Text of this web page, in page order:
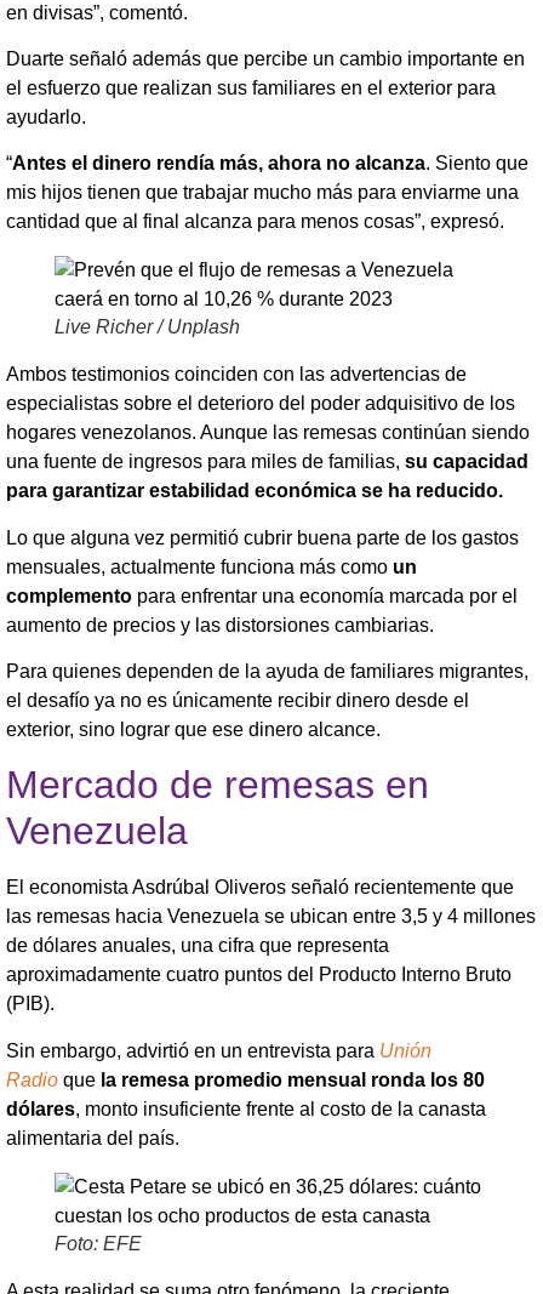
en divisas”, comentó.
Duarte señaló además que percibe un cambio importante en
el esfuerzo que realizan sus familiares en el exterior para
ayudarlo.
“Antes el dinero rendía más, ahora no alcanza. Siento que
mis hijos tienen que trabajar mucho más para enviarme una
cantidad que al final alcanza para menos cosas”, expresó.
Live Richer / Unplash
Ambos testimonios coinciden con las advertencias de
especialistas sobre el deterioro del poder adquisitivo de los
hogares venezolanos. Aunque las remesas continúan siendo
una fuente de ingresos para miles de familias, su capacidad
para garantizar estabilidad económica se ha reducido.
Lo que alguna vez permitió cubrir buena parte de los gastos
mensuales, actualmente funciona más como un
complemento para enfrentar una economía marcada por el
aumento de precios y las distorsiones cambiarias.
Para quienes dependen de la ayuda de familiares migrantes,
el desafío ya no es únicamente recibir dinero desde el
exterior, sino lograr que ese dinero alcance.
Mercado de remesas en
Venezuela
El economista Asdrúbal Oliveros señaló recientemente que
las remesas hacia Venezuela se ubican entre 3,5 y 4 millones
de dólares anuales, una cifra que representa
aproximadamente cuatro puntos del Producto Interno Bruto
(PIB).
Sin embargo, advirtió en un entrevista para Unión
Radio que la remesa promedio mensual ronda los 80
dólares, monto insuficiente frente al costo de la canasta
alimentaria del país.
Foto: EFE